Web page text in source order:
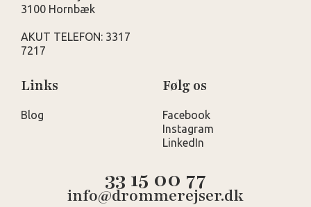
3100 Hornbæk
AKUT TELEFON: 3317
7217
Links
Blog
Følg os
Facebook
Instagram
LinkedIn
33 15 00 77
info@drommerejser.dk